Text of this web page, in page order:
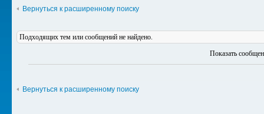
Вернуться к расширенному поиску
Подходящих тем или сообщений не найдено.
Показать
Вернуться к расширенному поиску